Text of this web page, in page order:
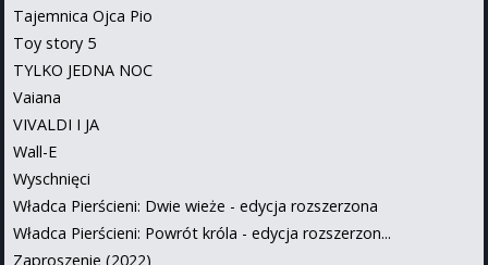
Tajemnica Ojca Pio
Toy story 5
TYLKO JEDNA NOC
Vaiana
VIVALDI I JA
Wall-E
Wyschnięci
Władca Pierścieni: Dwie wieże - edycja rozszerzona
Władca Pierścieni: Powrót króla - edycja rozszerzon...
Zaproszenie (2022)